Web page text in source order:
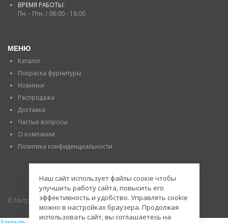
ВРЕМЯ РАБОТЫ:
Пн. - Птн. / 08:00 - 18:00
МЕНЮ
Каталог
Покраска фурнитуры
Новинки
Распродажа
Доставка
Частые вопросы
О компании
Политика конфиденциальности
© Митраде. 2020. Все права защищены.
Наш сайт использует файлы соокіе чтобы
улучшить работу сайта, повысить его
эффективность и удобство. Управлять cookie
можно в настройках браузера. Продолжая
использовать сайт, вы соглашаетесь на